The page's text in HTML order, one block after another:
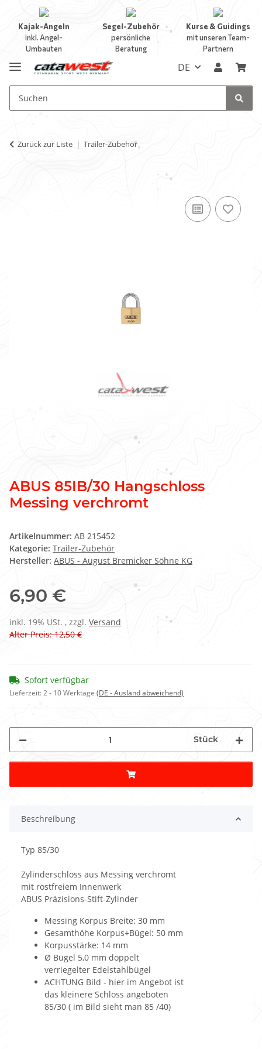
Kajak-Angeln
inkl. Angel-
Umbauten
Segel-Zubehör
persönliche
Beratung
Kurse & Guidings
mit unseren Team-
Partnern
DE
Zurück zur Liste Trailer-Zubehör
ABUS 85IB/30 Hangschloss
Messing verchromt
Artikelnummer: AB 215452
Kategorie: Trailer-Zubehör
Hersteller: ABUS - August Bremicker Söhne KG
6,90 €
inkl. 19% USt. , zzgl. Versand
Alter Preis: 12,50 €
Sofort verfügbar
Lieferzeit:2 - 10 Werktage (DE - Ausland abweichend)
Stück
Beschreibung
Typ 85/30
Zylinderschloss aus Messing verchromt
mit rostfreiem Innenwerk
ABUS Präzisions-Stift-Zylinder
Messing Korpus Breite: 30 mm
Gesamthöhe Korpus+Bügel: 50 mm
Korpusstärke: 14 mm
Ø Bügel 5,0 mm doppelt
verriegelter Edelstahlbügel
ACHTUNG Bild - hier im Angebot ist
das kleinere Schloss angeboten
85/30 ( im Bild sieht man 85 /40)